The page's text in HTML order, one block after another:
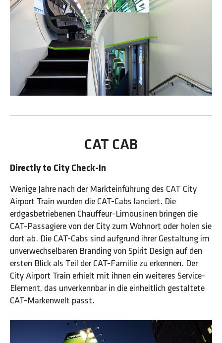
CAT CAB
Directly to City Check-In
Wenige Jahre nach der Markteinführung des CAT City
Airport Train wurden die CAT-Cabs lanciert. Die
erdgasbetriebenen Chauffeur-Limousinen bringen die
CAT-Passagiere von der City zum Wohnort oder holen sie
dort ab. Die CAT-Cabs sind aufgrund ihrer Gestaltung im
unverwechselbaren Branding von Spirit Design auf den
ersten Blick als Teil der CAT-Familie zu erkennen. Der
City Airport Train erhielt mit ihnen ein weiteres Service-
Element, das unverkennbar in die einheitlich gestaltete
CAT-Markenwelt passt.